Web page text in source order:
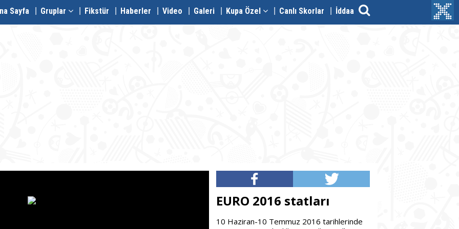
Sayfa Gruplar Fikstür Haberler Video Galeri Kupa Özel Canlı Skorlar İddaa
EURO 2016 statları
10 Haziran-10 Temmuz 2016 tarihlerinde